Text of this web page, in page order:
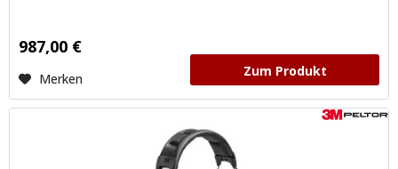
987,00 €
Merken Zum Produkt